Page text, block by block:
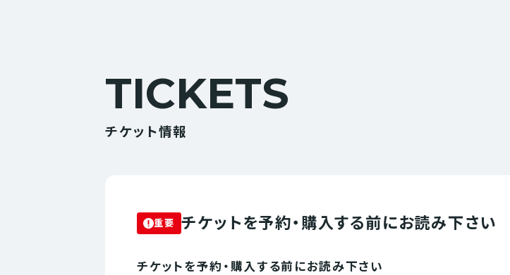
TICKETS
チケット情報
重要 チケットを予約・購入する前にお読み下さい
チケットを予約・購入する前にお読み下さい